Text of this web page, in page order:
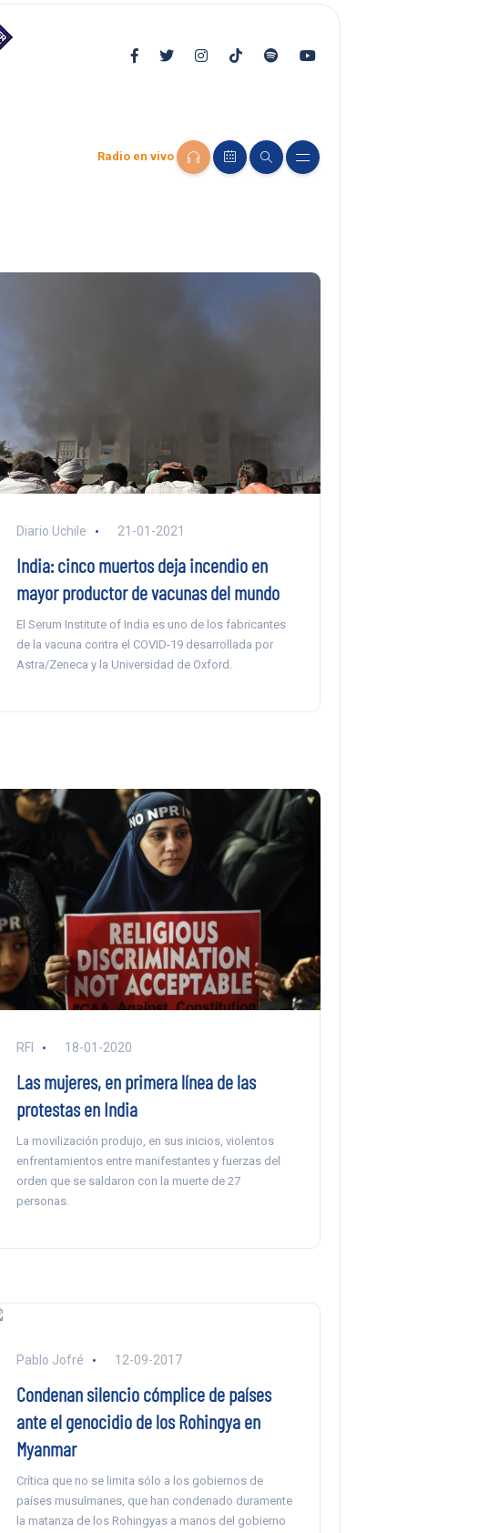
Radio en vivo
Diario Uchile 21-01-2021
India: cinco muertos deja incendio en
mayor productor de vacunas del mundo
El Serum Institute of India es uno de los fabricantes
de la vacuna contra el COVID-19 desarrollada por
Astra/Zeneca y la Universidad de Oxford.
RFI 18-01-2020
Las mujeres, en primera línea de las
protestas en India
La movilización produjo, en sus inicios, violentos
enfrentamientos entre manifestantes y fuerzas del
orden que se saldaron con la muerte de 27
personas.
Pablo Jofré 12-09-2017
Condenan silencio cómplice de países
ante el genocidio de los Rohingya en
Myanmar
Crítica que no se limita sólo a los gobiernos de
países musulmanes, que han condenado duramente
la matanza de los Rohingyas a manos del gobierno